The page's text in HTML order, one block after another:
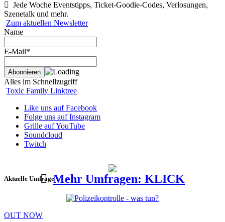
Jede Woche Eventstipps, Ticket-Goodie-Codes, Verlosungen,
Szenetalk und mehr.
Zum aktuellen Newsletter
Name
E-Mail*
Alles im Schnellzugriff
Toxic Family Linktree
Like uns auf Facebook
Folge uns auf Instagram
Grille auf YouTube
Soundcloud
Twitch
Aktuelle UmfrageMehr Umfragen: KLICK
OUT NOW